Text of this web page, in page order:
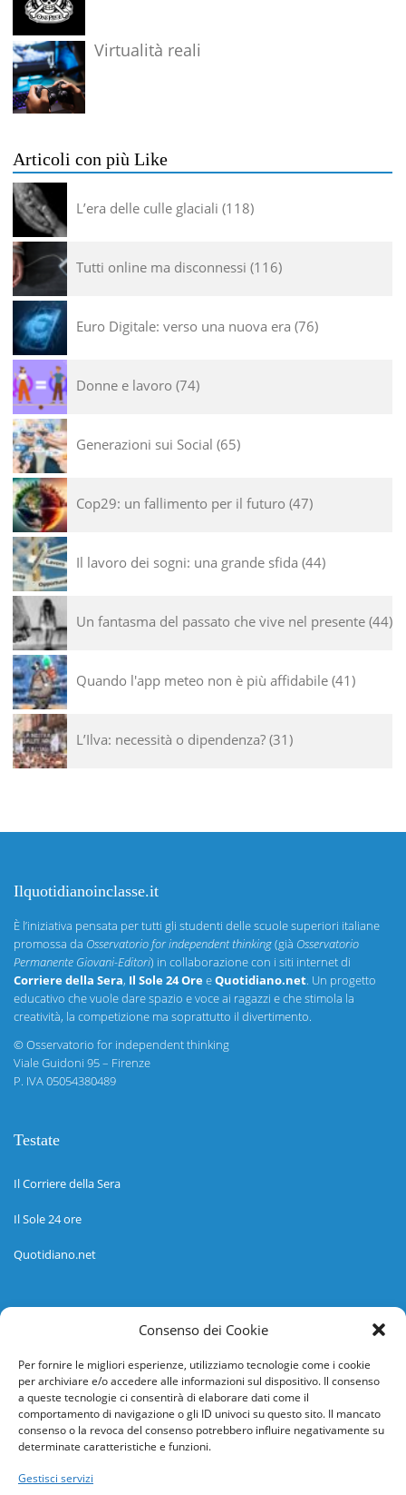
Consenso dei Cookie
Per fornire le migliori esperienze, utilizziamo tecnologie come i cookie
per archiviare e/o accedere alle informazioni sul dispositivo. Il consenso
a queste tecnologie ci consentirà di elaborare dati come il
comportamento di navigazione o gli ID univoci su questo sito. Il mancato
consenso o la revoca del consenso potrebbero influire negativamente su
determinate caratteristiche e funzioni.
Gestisci servizi
Virtualità reali
Articoli con più Like
L’era delle culle glaciali 118
Tutti online ma disconnessi 116
Euro Digitale: verso una nuova era 76
Donne e lavoro 74
Generazioni sui Social 65
Cop29: un fallimento per il futuro 47
Il lavoro dei sogni: una grande sfida 44
Un fantasma del passato che vive nel presente 44
Quando l'app meteo non è più affidabile 41
L’Ilva: necessità o dipendenza? 31
Ilquotidianoinclasse.it
È l’iniziativa pensata per tutti gli studenti delle scuole superiori italiane
promossa da Osservatorio for independent thinking(già Osservatorio
Permanente Giovani-Editori) in collaborazione con i siti internet di
Corriere della Sera, Il Sole 24 OreeQuotidiano.net. Un progetto
educativo che vuole dare spazio e voce ai ragazzi e che stimola la
creatività, la competizione ma soprattutto il divertimento.
©Osservatorio for independent thinking
Viale Guidoni 95 – Firenze
P. IVA 05054380489
Testate
Il Corriere della Sera
Il Sole 24 ore
Quotidiano.net
Informazioni
Help desk
Guida rapida